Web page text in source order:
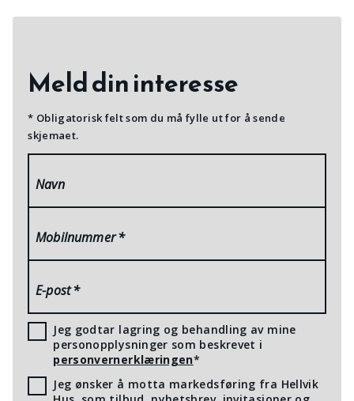
Meld din interesse
* Obligatorisk felt som du må fylle ut for å sende
skjemaet.
Navn
Mobilnummer*
E-post*
Jeg godtar lagring og behandling av mine
personopplysninger som beskrevet i
personvernerklæringen*
Jeg ønsker å motta markedsføring fra Hellvik